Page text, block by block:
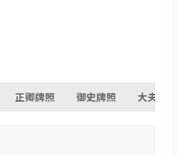
正卿牌照 御史牌照 大夫牌照